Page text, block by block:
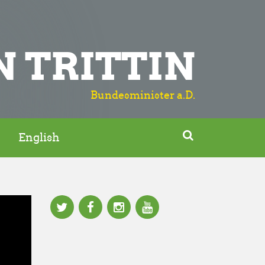
TRITTIN
Bundesminister a.D.
English 